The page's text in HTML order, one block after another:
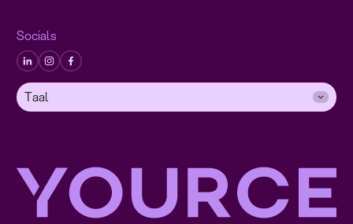
Socials
Taal